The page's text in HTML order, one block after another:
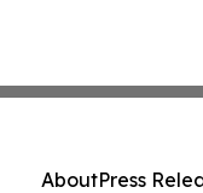
AboutPress